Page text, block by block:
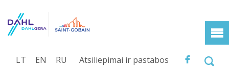
Atsiliepimai ir pastabos
LT EN RU